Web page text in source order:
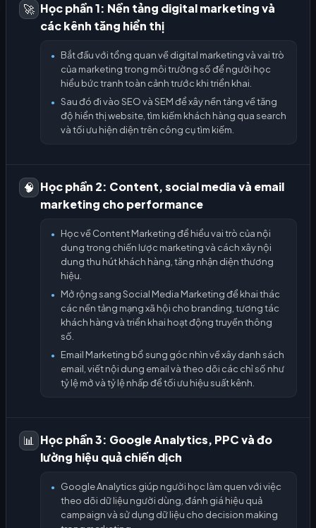
🚀 Học phần 1: Nền tảng digital marketing và
các kênh tăng hiển thị
●
Bắt đầu với tổng quan về digital marketing và vai trò
của marketing trong môi trường số để người học
hiểu bức tranh toàn cảnh trước khi triển khai.
●
Sau đó đi vào SEO và SEM để xây nền tảng về tăng
độ hiển thị website, tìm kiếm khách hàng qua search
và tối ưu hiện diện trên công cụ tìm kiếm.
🧠 Học phần 2: Content, social media và email
marketing cho performance
●
Học về Content Marketing để hiểu vai trò của nội
dung trong chiến lược marketing và cách xây nội
dung thu hút khách hàng, tăng nhận diện thương
hiệu.
●
Mở rộng sang Social Media Marketing để khai thác
các nền tảng mạng xã hội cho branding, tương tác
khách hàng và triển khai hoạt động truyền thông
số.
●
Email Marketing bổ sung góc nhìn về xây danh sách
email, viết nội dung email và theo dõi các chỉ số như
tỷ lệ mở và tỷ lệ nhấp để tối ưu hiệu suất kênh.
📊
Học phần 3: Google Analytics, PPC và đo
lường hiệu quả chiến dịch
●
Google Analytics giúp người học làm quen với việc
theo dõi dữ liệu người dùng, đánh giá hiệu quả
campaign và sử dụng dữ liệu cho decision making